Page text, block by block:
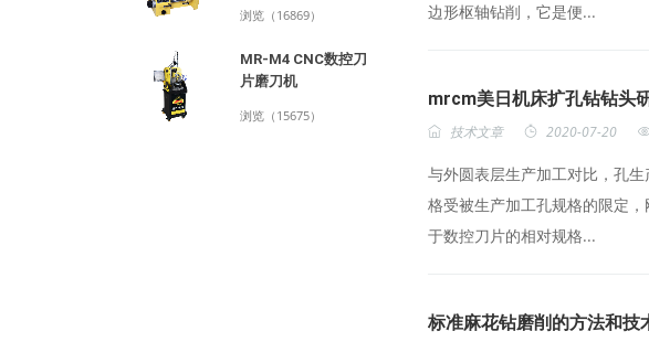
浏览（16869）
MR-M4 CNC数控刀
片磨刀机
浏览（15675）
边形枢轴钻削，它是便...
mrcm美日机床扩孔钻钻头
技术文章 2020-07-20
与外圆表层生产加工对比，孔
格受被生产加工孔规格的限定
于数控刀片的相对规格...
标准麻花钻磨削的方法和技